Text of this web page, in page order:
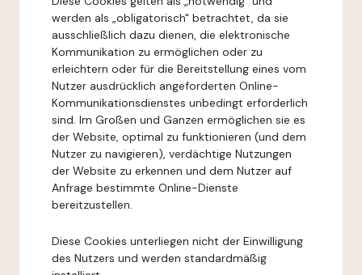
werden als „obligatorisch" betrachtet, da sie
ausschließlich dazu dienen, die elektronische
Kommunikation zu ermöglichen oder zu
erleichtern oder für die Bereitstellung eines vom
Nutzer ausdrücklich angeforderten Online-
Kommunikationsdienstes unbedingt erforderlich
sind. Im Großen und Ganzen ermöglichen sie es
der Website, optimal zu funktionieren (und dem
Nutzer zu navigieren), verdächtige Nutzungen
der Website zu erkennen und dem Nutzer auf
Anfrage bestimmte Online-Dienste
bereitzustellen.
Diese Cookies unterliegen nicht der Einwilligung
des Nutzers und werden standardmäßig